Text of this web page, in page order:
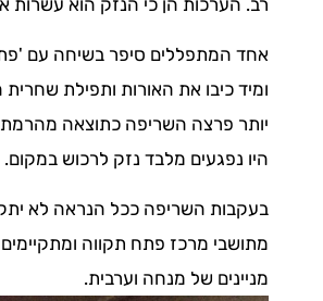
אחד המתפללים סיפר בשיחה עם
ומיד כיבו את האורות ותפילת
יותר פרצה השריפה כתוצאה מהרמת
היו נפגעים מלבד נזק לרכוש במקום.
בעקבות השריפה ככל הנראה לא
מתושבי מרכז פתח תקווה
מניינים של מנחה וערבית.